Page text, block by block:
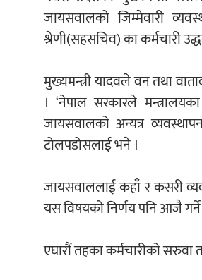
जायसवालको जिम्मेवारी
श्रेणी(सहसचिव) का कर्मचारी
मुख्यमन्त्री यादवले वन तथा
। ‘नेपाल सरकारले
जायसवालको अन्यत्र
टोलपडोसलाई भने ।
जायसवाललाई कहाँ र कसरी
यस विषयको निर्णय पनि आजै
एघारौं तहका कर्मचारीको सरुवा